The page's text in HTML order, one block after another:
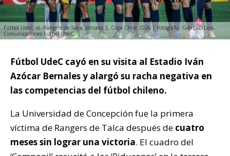
Fútbol UdeC vs. Rangers de Talca, Jornada 3, Copa Chile 2026 | Fotografía: Gonzalo Lara,
Comunicaciones Fútbol UdeC
Fútbol UdeC cayó en su visita al Estadio Iván
Azócar Bernales y alargó su racha negativa en
las competencias del fútbol chileno.
La Universidad de Concepción fue la primera
víctima de Rangers de Talca después de cuatro
meses sin lograr una victoria. El cuadro del